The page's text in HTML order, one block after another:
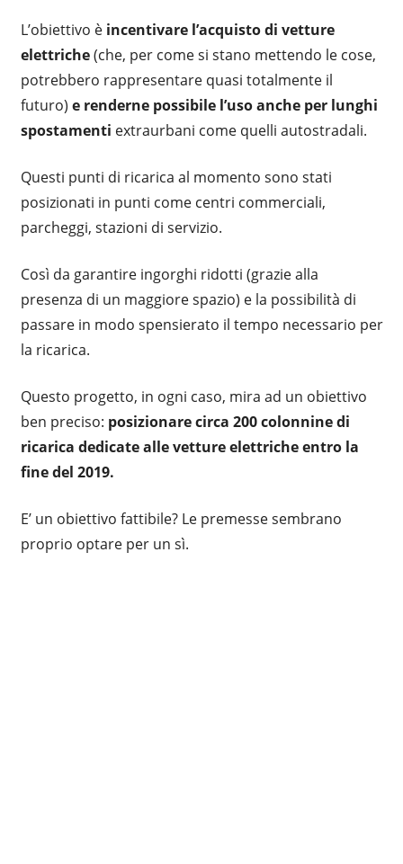
L’obiettivo è incentivare l’acquisto di vetture
elettriche(che, per come si stano mettendo le cose,
potrebbero rappresentare quasi totalmente il
futuro) e renderne possibile l’uso anche per lunghi
spostamenti extraurbani come quelli autostradali.
Questi punti di ricarica al momento sono stati
posizionati in punti come centri commerciali,
parcheggi, stazioni di servizio.
Così da garantire ingorghi ridotti (grazie alla
presenza di un maggiore spazio) e la possibilità di
passare in modo spensierato il tempo necessario per
la ricarica.
Questo progetto, in ogni caso, mira ad un obiettivo
ben preciso: posizionare circa 200 colonnine di
ricarica dedicate alle vetture elettriche entro la
fine del 2019.
E’ un obiettivo fattibile? Le premesse sembrano
proprio optare per un sì.